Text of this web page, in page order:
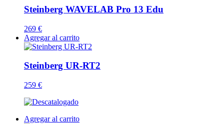
Steinberg WAVELAB Pro 13 Edu
269 €
Agregar al carrito
Steinberg UR-RT2
259 €
Agregar al carrito